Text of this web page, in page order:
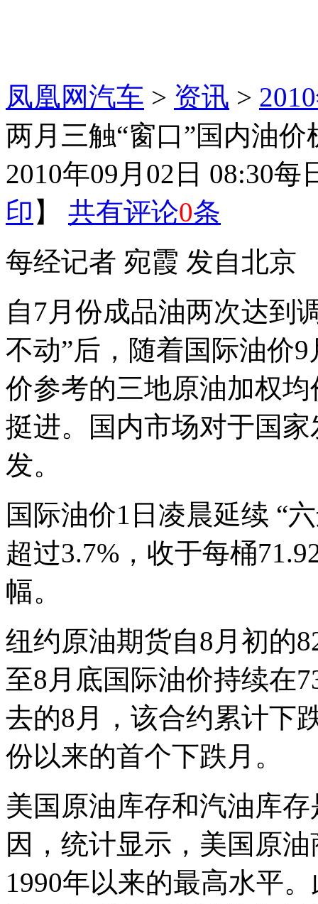
凤凰网汽车 > 资讯 >
两月三触“窗口”国内油
2010年09月02日 08:30每
印 】 共有评论0条
每经记者 宛霞 发自北京
自7月份成品油两次达到
不动”后，随着国际油价
价参考的三地原油加权
挺进。国内市场对于国
发。
国际油价1日凌晨延续 “
超过3.7%，收于每桶
幅。
纽约原油期货自8月初的
至8月底国际油价持续在
去的8月，该合约累计下
份以来的首个下跌月。
美国原油库存和汽油库
因，统计显示，美国原
1990年以来的最高水平